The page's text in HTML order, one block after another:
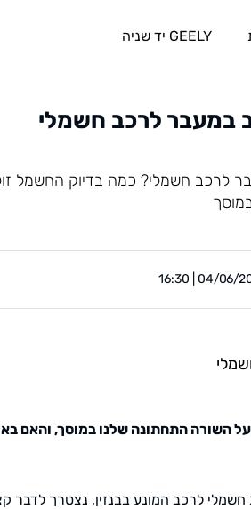
GEELY יד שניה
במעבר לרכב חשמלי
לרכב חשמלי? כמה בדיוק החשמל זול
04/06/2023 |
השורה התחתונה שלנו במוסך, והאם
חשמלי לרכב המונע בבנזין, נצטרך לדבר